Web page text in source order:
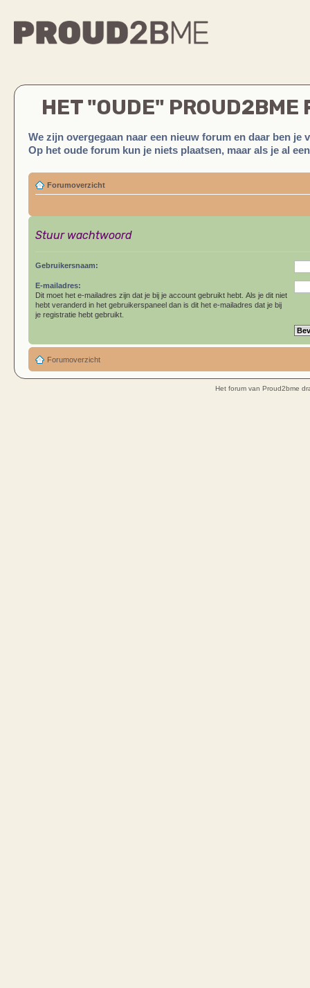
HET "OUDE" PROUD2BME
We zijn overgegaan naar een nieuw forum en daar ben je
Op het oude forum kun je niets plaatsen, maar als je al
Forumoverzicht
Stuur wachtwoord
Gebruikersnaam:
E-mailadres:
Dit moet het e-mailadres zijn dat je bij je account gebruikt hebt. Als je dit niet
hebt veranderd in het gebruikerspaneel dan is dit het e-mailadres dat je bij
je registratie hebt gebruikt.
Forumoverzicht
Het forum van Proud2bme